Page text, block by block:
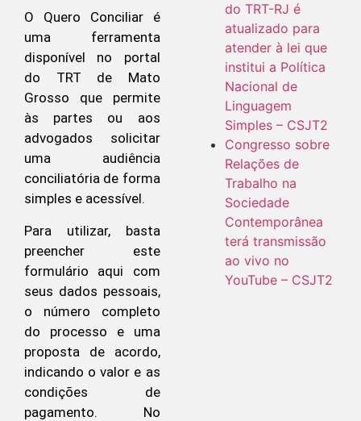
O Quero Conciliar é
uma ferramenta
disponível no portal
do TRT de Mato
Grosso que permite
às partes ou aos
advogados solicitar
uma audiência
conciliatória de forma
simples e acessível.
Para utilizar, basta
preencher este
formulário aqui com
seus dados pessoais,
o número completo
do processo e uma
proposta de acordo,
indicando o valor e as
condições de
pagamento. No
do TRT-RJ é
atualizado para
atender à lei que
institui a Política
Nacional de
Linguagem
Simples – CSJT2
Congresso sobre
Relações de
Trabalho na
Sociedade
Contemporânea
terá transmissão
ao vivo no
YouTube – CSJT2